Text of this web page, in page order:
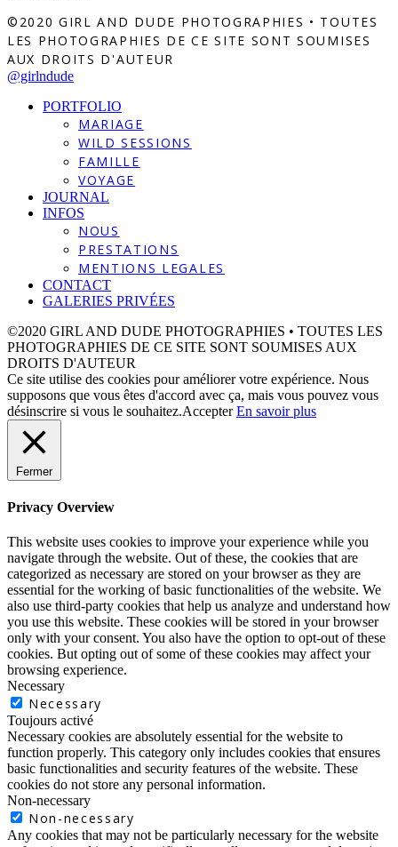
©2020 GIRL AND DUDE PHOTOGRAPHIES • TOUTES
LES PHOTOGRAPHIES DE CE SITE SONT SOUMISES
AUX DROITS D'AUTEUR
@girlndude
PORTFOLIO
MARIAGE
WILD SESSIONS
FAMILLE
VOYAGE
JOURNAL
INFOS
NOUS
PRESTATIONS
MENTIONS LEGALES
CONTACT
GALERIES PRIVÉES
©2020 GIRL AND DUDE PHOTOGRAPHIES • TOUTES LES
PHOTOGRAPHIES DE CE SITE SONT SOUMISES AUX
DROITS D'AUTEUR
Ce site utilise des cookies pour améliorer votre expérience. Nous
supposons que vous êtes d'accord avec ça, mais vous pouvez vous
désinscrire si vous le souhaitez.Accepter En savoir plus
Fermer
Privacy Overview
This website uses cookies to improve your experience while you
navigate through the website. Out of these, the cookies that are
categorized as necessary are stored on your browser as they are
essential for the working of basic functionalities of the website. We
also use third-party cookies that help us analyze and understand how
you use this website. These cookies will be stored in your browser
only with your consent. You also have the option to opt-out of these
cookies. But opting out of some of these cookies may affect your
browsing experience.
Necessary
Necessary
Toujours activé
Necessary cookies are absolutely essential for the website to
function properly. This category only includes cookies that ensures
basic functionalities and security features of the website. These
cookies do not store any personal information.
Non-necessary
Non-necessary
Any cookies that may not be particularly necessary for the website